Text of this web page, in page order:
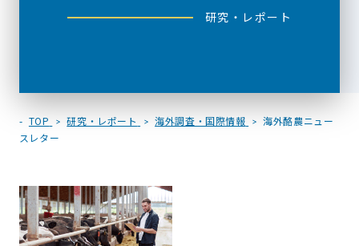
研究・レポート
TOP 研究・レポート 海外調査・国際情報
海外酪農ニュー
スレター